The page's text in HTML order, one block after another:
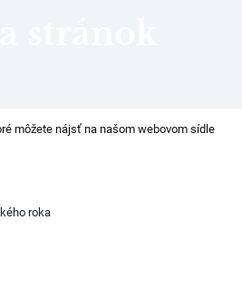
môžete nájsť na našom webovom sídle
roka